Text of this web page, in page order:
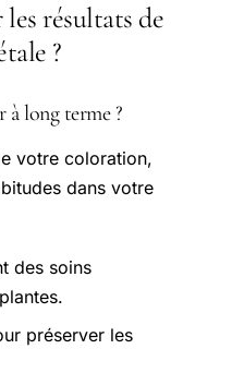
résultats de
?
à long terme ?
votre coloration,
dans votre
des soins
préserver les